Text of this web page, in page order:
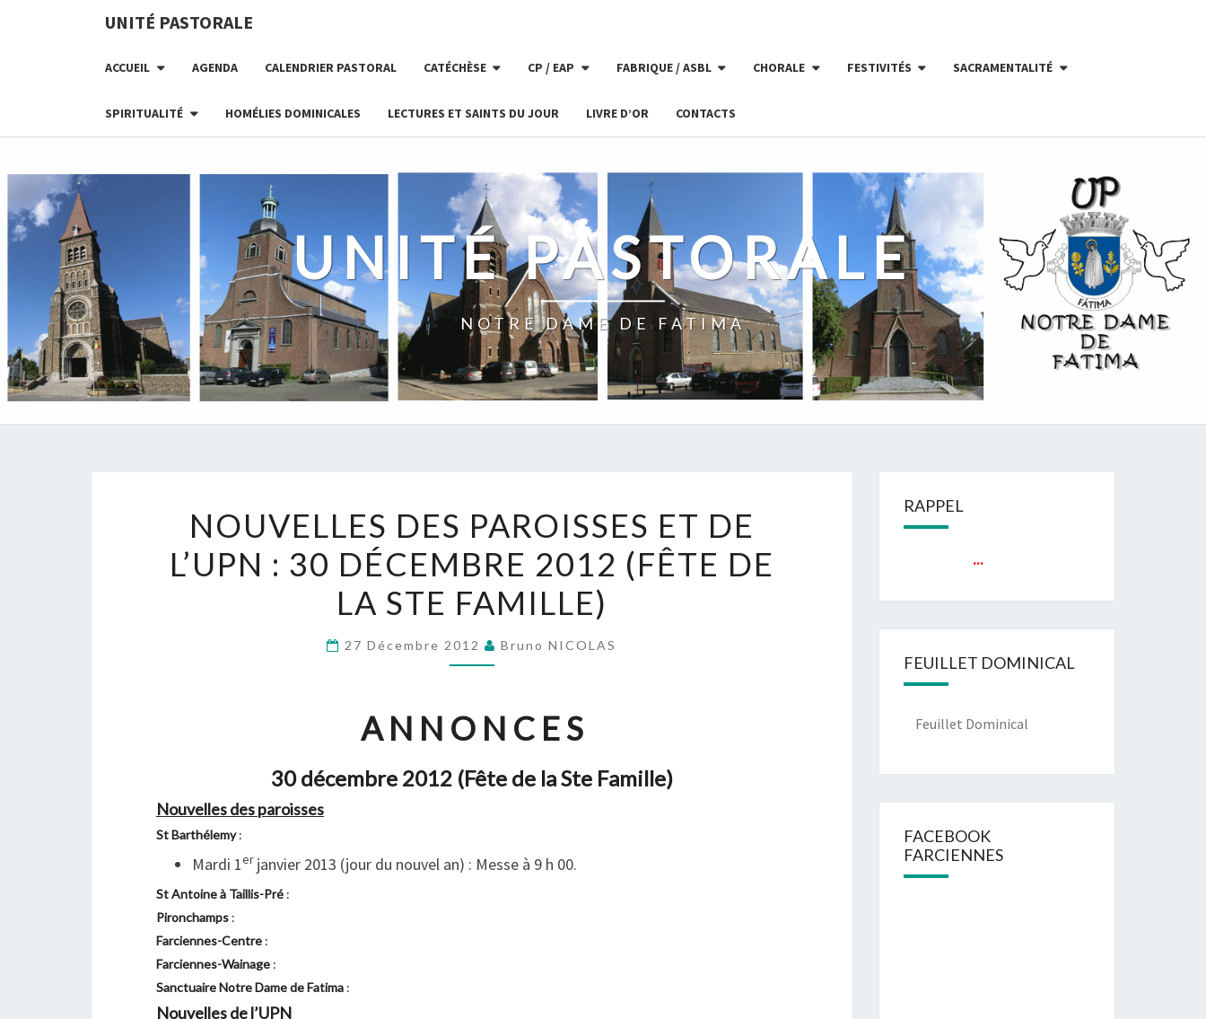
UNITÉ PASTORALE
ACCUEIL AGENDA CALENDRIER PASTORAL CATÉCHÈSE CP / EAP FABRIQUE / ASBL CHORALE FESTIVITÉS SACRAMENTALITÉ
SPIRITUALITÉ HOMÉLIES DOMINICALES LECTURES ET SAINTS DU JOUR LIVRE D’OR CONTACTS
UNITÉ PASTORALE
NOTRE DAME DE FATIMA
DES
PAROISSES
ET
DE
L’UPN
:
DÉCEMBRE
2012
(FÊTE
NOUVELLES DES PAROISSES ET DE
L’UPN : 30 DÉCEMBRE 2012 (FÊTE DE
LA STE FAMILLE)
27 Décembre 2012 Bruno NICOLAS
A N N O N C E S
30 décembre 2012 (Fête de la Ste Famille)
Nouvelles des paroisses
St Barthélemy:
Mardi 1erjanvier 2013 (jour du nouvel an) : Messe à 9 h 00.
St Antoine à Taillis-Pré :
Pironchamps :
Farciennes-Centre :
Farciennes-Wainage :
Sanctuaire Notre Dame de Fatima :
Nouvelles de l’UPN
RAPPEL
FEUILLET DOMINICAL
Feuillet Dominical
FACEBOOK
FARCIENNES